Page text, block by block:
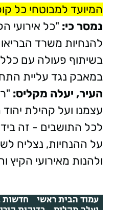
המיועד למבוטחי כל
נמסר כי: "כל אירועי
להנחיות משרד
בשיתוף פעולה עם כלל
במאבק נגד עליית
העיר, יעלה מקליס:
עצמנו ועל קהילת יהוד
לכל התושבים - זה
על ההנחיות, נצליח
ולהנות מאירועי
עמוד הבית ראשי חדשות